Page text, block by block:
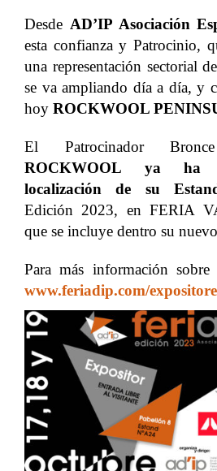
Desde AD’IP Asociación
esta confianza y Patrocinio,
una representación sectorial
se va ampliando día a día, y
hoy ROCKWOOL
El Patrocinador
ROCKWOOL
ya ha
localización de su
Edición 2023, en FERIA
que se incluye dentro su
Para más información
www.feriadip.com/